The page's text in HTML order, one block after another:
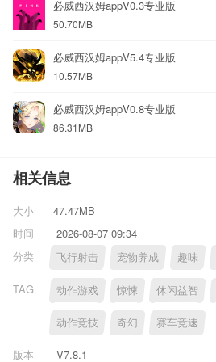
必威西汉姆appV0.3专业版
50.70MB
必威西汉姆appV5.4专业版
10.57MB
必威西汉姆appV0.8专业版
86.31MB
相关信息
大小
47.47MB
时间
2026-08-07 09:34
分类
飞行射击 宠物养成 趣味
TAG 动作游戏 惊悚 休闲益智
动作竞技 奇幻 赛车竞速
版本 V7.8.1